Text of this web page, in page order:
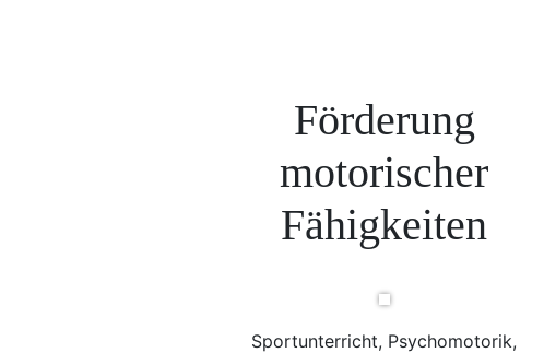
Förderung
motorischer
Fähigkeiten
Sportunterricht, Psychomotorik,